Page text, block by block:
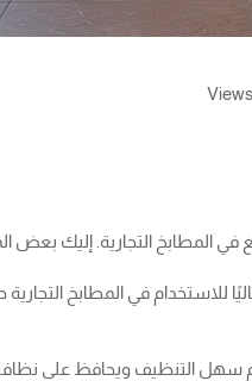
المطابخ التجارية. إليك بعض
للاستخدام في المطابخ
سهل التنظيف ويحافظ على